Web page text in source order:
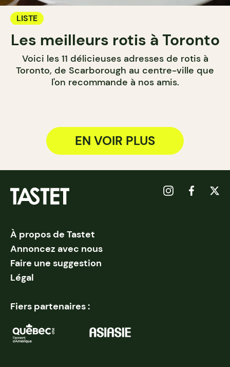
LISTE
Les meilleurs rotis à Toronto
Voici les 11 délicieuses adresses de rotis à
Toronto, de Scarborough au centre-ville que
l'on recommande à nos amis.
EN VOIR PLUS
À propos de Tastet
Annoncez avec nous
Faire une suggestion
Légal
Fiers partenaires :